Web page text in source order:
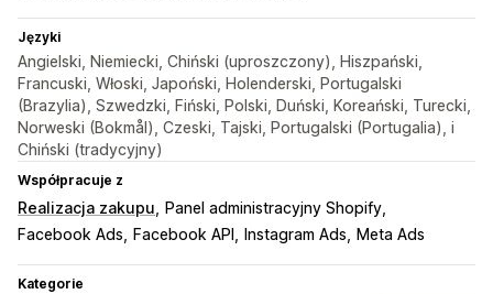
Języki
Angielski, Niemiecki, Chiński (uproszczony), Hiszpański,
Francuski, Włoski, Japoński, Holenderski, Portugalski
(Brazylia), Szwedzki, Fiński, Polski, Duński, Koreański, Turecki,
Norweski (Bokmål), Czeski, Tajski, Portugalski (Portugalia), i
Chiński (tradycyjny)
Współpracuje z
Realizacja zakupu
Panel administracyjny Shopify
Facebook Ads
Facebook API Instagram Ads Meta Ads
Kategorie